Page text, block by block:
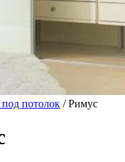
потолок / Римус